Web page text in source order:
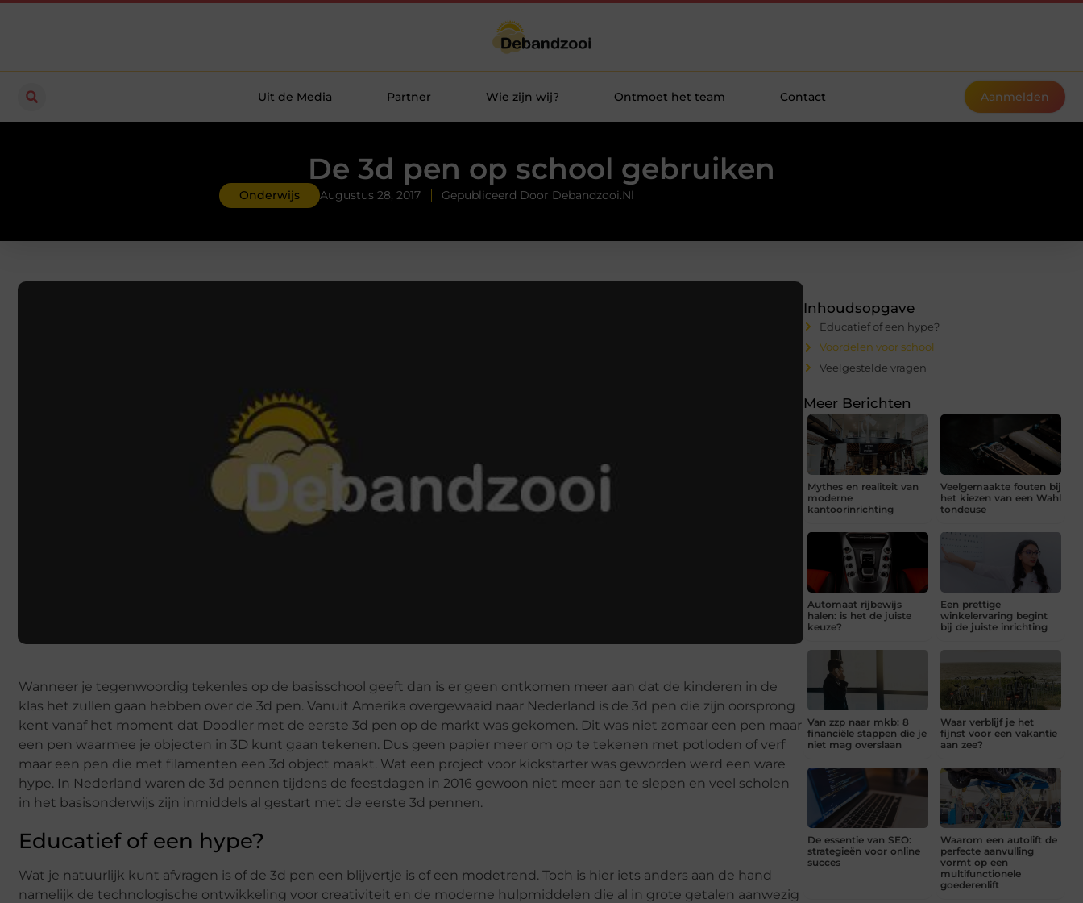
Uit de Media Partner Wie zijn wij? Ontmoet het team Contact Aanmelden
De 3d pen op school gebruiken
Onderwijs Augustus 28, 2017 Gepubliceerd Door Debandzooi.nl
Wanneer je tegenwoordig tekenles op de basisschool geeft dan is er geen ontkomen meer aan dat de kinderen in de
klas het zullen gaan hebben over de 3d pen. Vanuit Amerika overgewaaid naar Nederland is de 3d pen die zijn oorsprong
kent vanaf het moment dat Doodler met de eerste 3d pen op de markt was gekomen. Dit was niet zomaar een pen maar
een pen waarmee je objecten in 3D kunt gaan tekenen. Dus geen papier meer om op te tekenen met potloden of verf
maar een pen die met filamenten een 3d object maakt. Wat een project voor kickstarter was geworden werd een ware
hype. In Nederland waren de 3d pennen tijdens de feestdagen in 2016 gewoon niet meer aan te slepen en veel scholen
in het basisonderwijs zijn inmiddels al gestart met de eerste 3d pennen.
Educatief of een hype?
Wat je natuurlijk kunt afvragen is of de 3d pen een blijvertje is of een modetrend. Toch is hier iets anders aan de hand
namelijk de technologische ontwikkeling voor creativiteit en de moderne hulpmiddelen die al in grote getalen aanwezig
Inhoudsopgave
Educatief of een hype?
Voordelen voor school
Veelgestelde vragen
Meer Berichten
Mythes en realiteit van
moderne
kantoorinrichting
Veelgemaakte fouten bij
het kiezen van een Wahl
tondeuse
Automaat rijbewijs
halen: is het de juiste
keuze?
Een prettige
winkelervaring begint
bij de juiste inrichting
Van zzp naar mkb: 8
financiële stappen die je
niet mag overslaan
Waar verblijf je het
fijnst voor een vakantie
aan zee?
De essentie van SEO:
strategieën voor online
succes
Waarom een autolift de
perfecte aanvulling
vormt op een
multifunctionele
goederenlift